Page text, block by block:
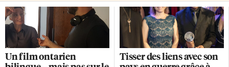
Un film ontarien
Tisser des liens avec son